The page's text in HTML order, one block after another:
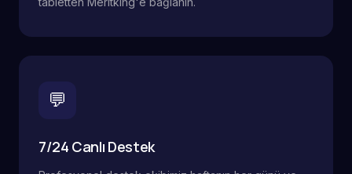
💬
7/24 Canlı Destek